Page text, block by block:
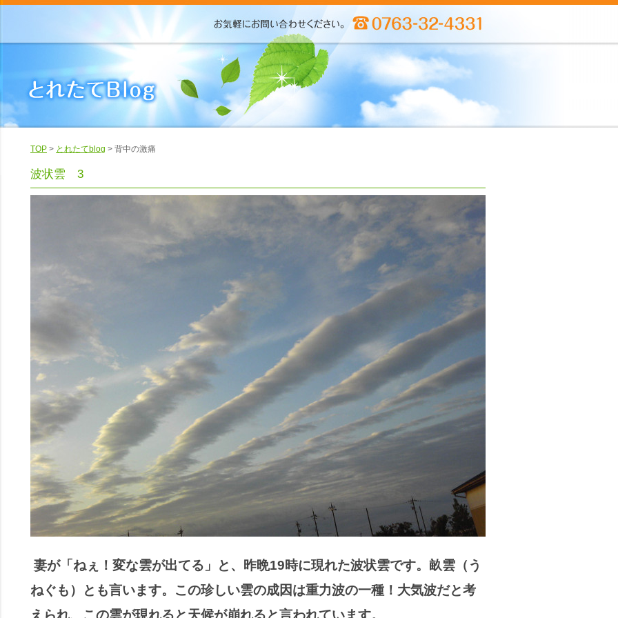
TOP > とれたてblog > 背中の激痛
波状雲 3
妻が「ねぇ！変な雲が出てる」と、昨晩19時に現れた波状雲です。畝雲（う
ねぐも）とも言います。この珍しい雲の成因は重力波の一種！大気波だと考
えられ、この雲が現れると天候が崩れると言われています。